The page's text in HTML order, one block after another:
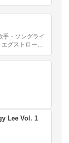
手・ソングライ
グストロー
Lee Vol. 1